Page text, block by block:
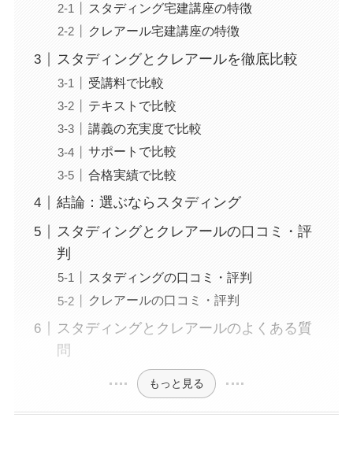
スタディング宅建講座の特徴
クレアール宅建講座の特徴
スタディングとクレアールを徹底比較
受講料で比較
テキストで比較
講義の充実度で比較
サポートで比較
合格実績で比較
結論：選ぶならスタディング
スタディングとクレアールの口コミ・評
判
スタディングの口コミ・評判
クレアールの口コミ・評判
スタディングとクレアールのよくある質
問
もっと見る